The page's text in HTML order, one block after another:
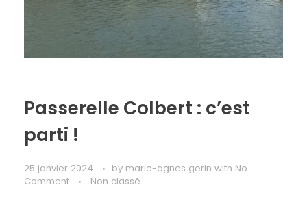
Passerelle Colbert : c’est
parti !
25 janvier 2024 by marie-agnes gerin with No
Comment
Non classé